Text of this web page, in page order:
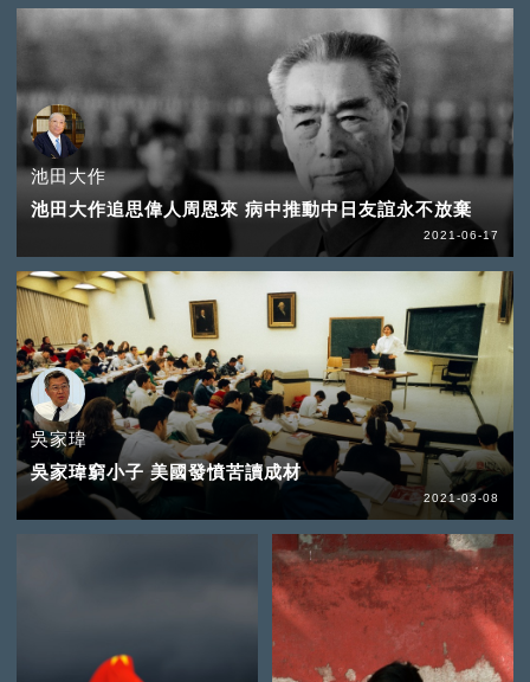
池田大作
池田大作追思偉人周恩來 病中推動中日友誼永不放棄
2021-06-17
吳家瑋
吳家瑋窮小子 美國發憤苦讀成材
2021-03-08